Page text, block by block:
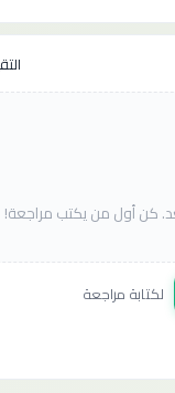
كن أول من يكتب مراجعة!
لكتابة مراجعة